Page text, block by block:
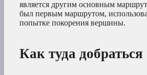
является другим основным
был первым маршрутом,
попытке покорения вершины.
Как туда добраться